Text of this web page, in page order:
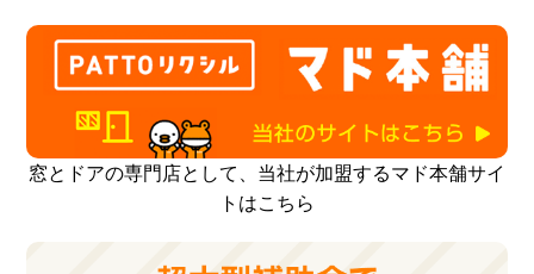
窓とドアの専門店として、当社が加盟するマド本舗サイ
トはこちら